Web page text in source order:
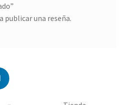
publicar una reseña.